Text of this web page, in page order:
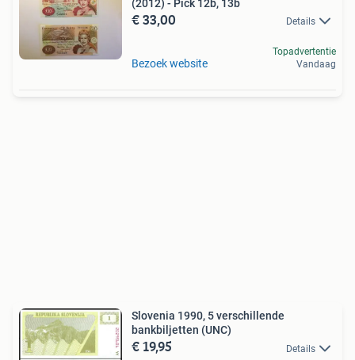
(2012) - Pick 12b, 13b
€ 33,00 Details
Bezoek website
Topadvertentie
Vandaag
Slovenia 1990, 5 verschillende
bankbiljetten (UNC)
€ 19,95 Details